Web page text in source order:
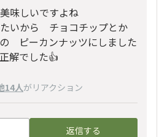
味しいですよね
いから チョコチップとか
ピーカンナッツにしました
解でした👍
14人がリアクション
返信する